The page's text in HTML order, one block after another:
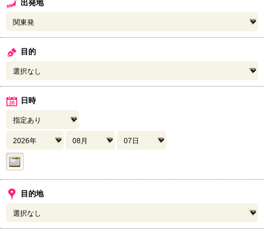
出発地
目的
日時
目的地